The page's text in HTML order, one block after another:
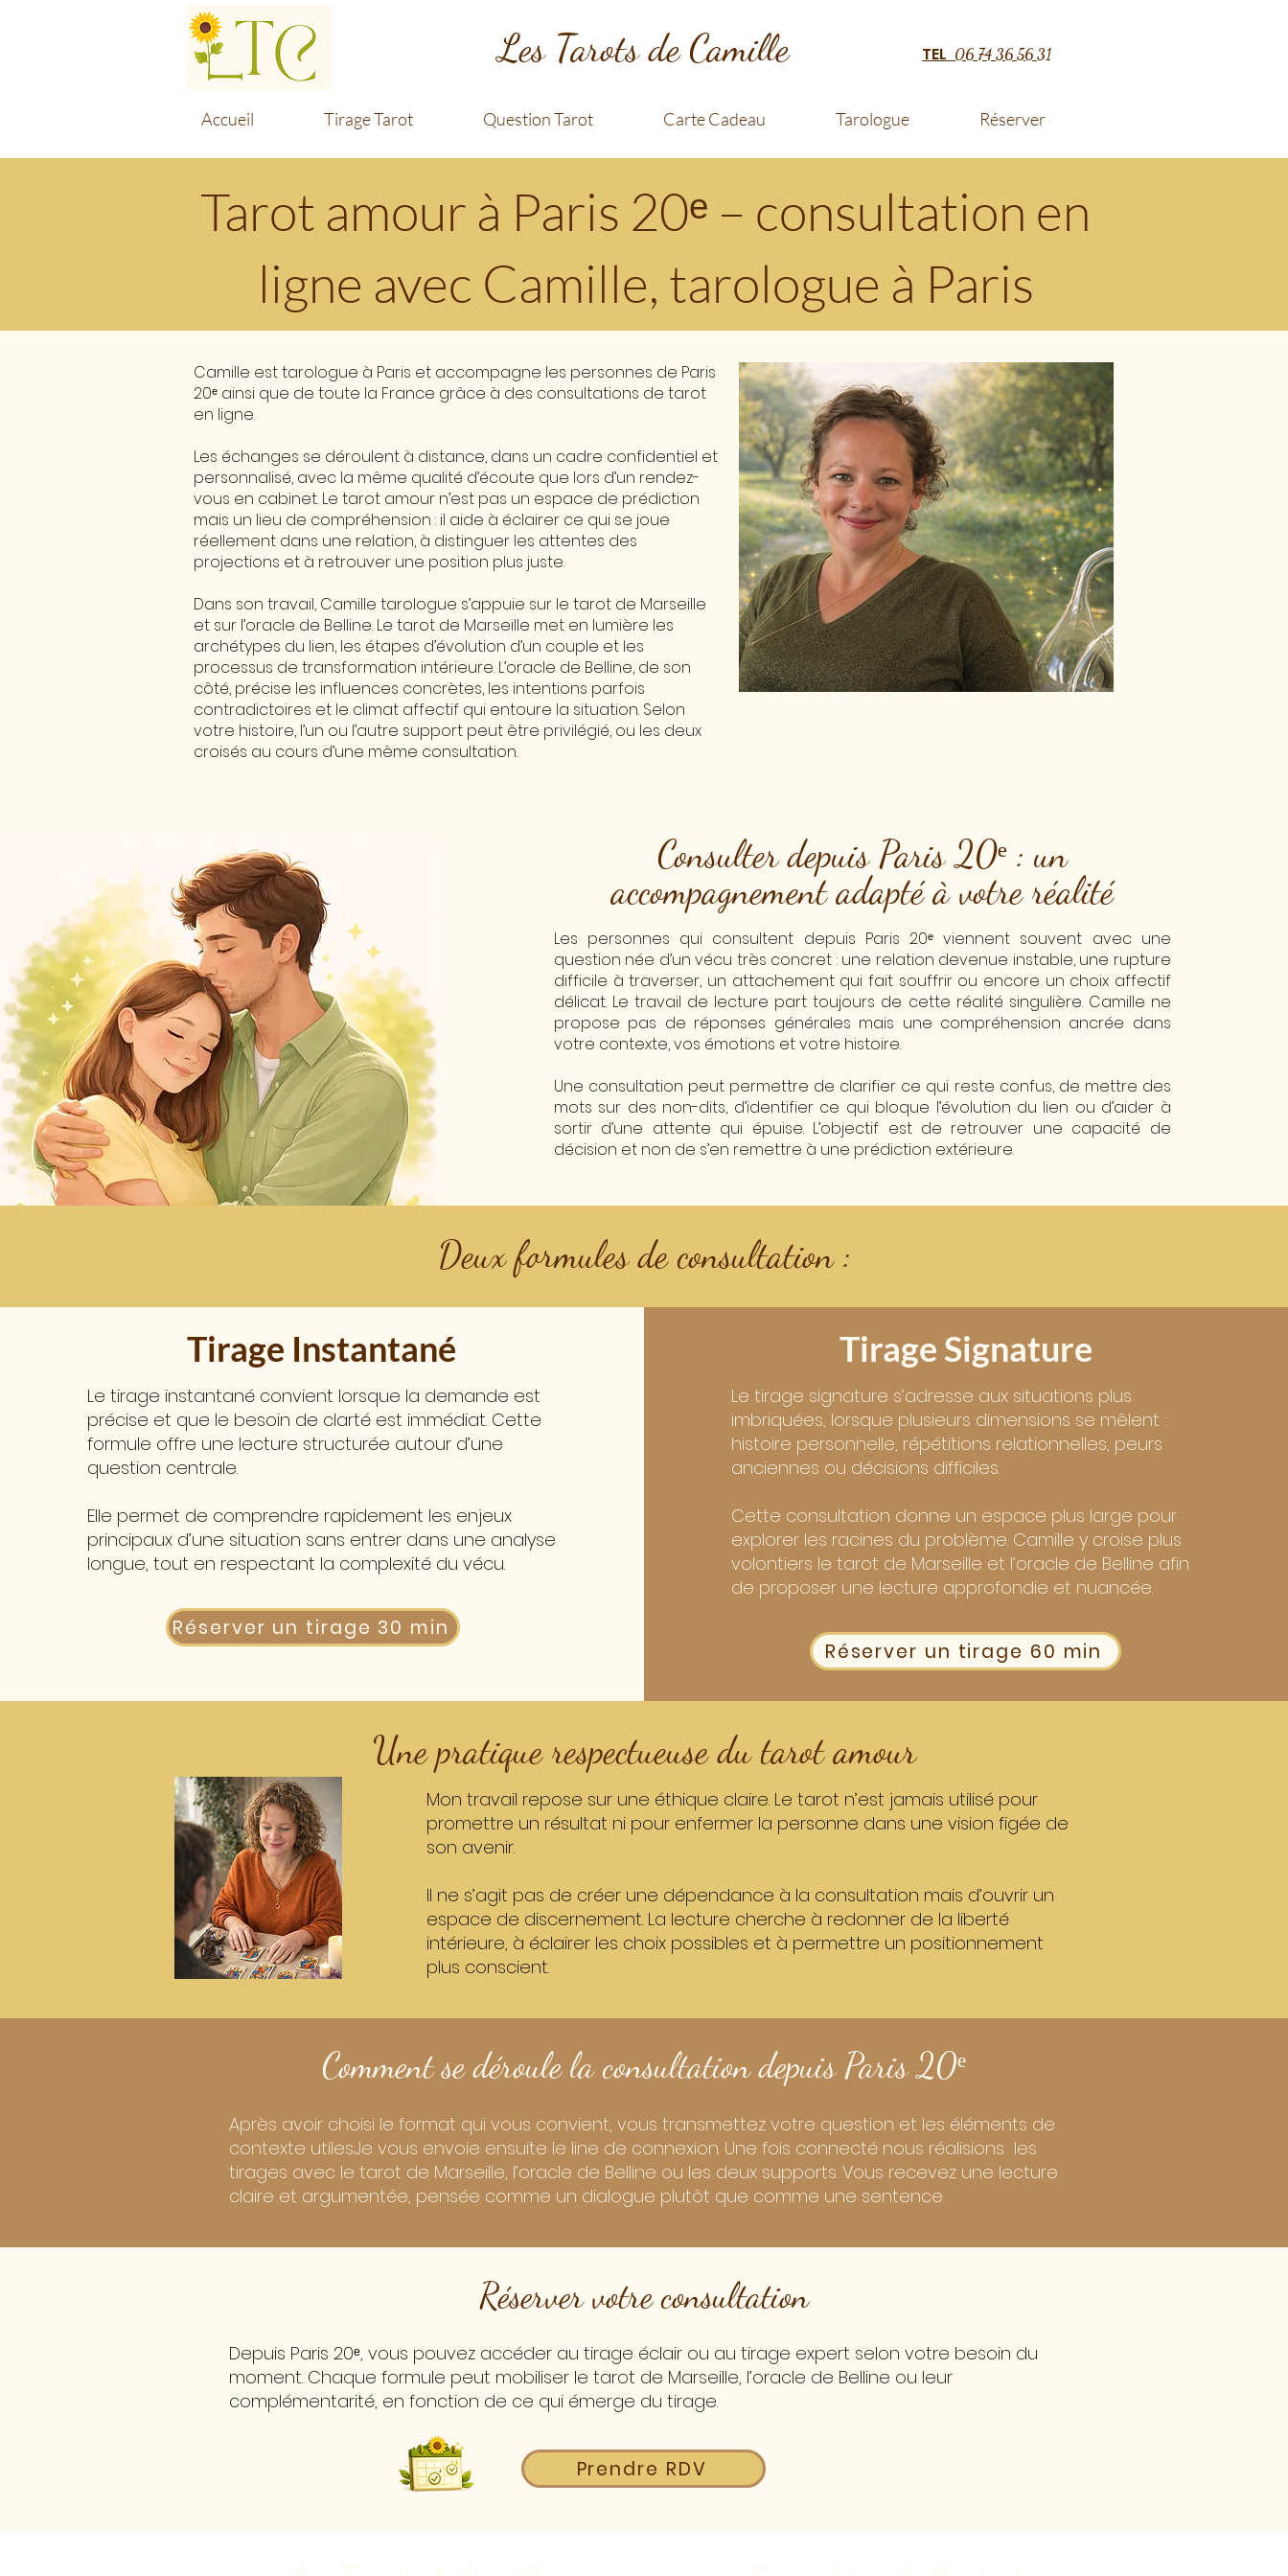
Les Tarots de Camille TEL 06 74 36 56 31
Accueil Tirage Tarot Question Tarot Carte Cadeau Tarologue Réserver
Tarot amour à Paris 20ᵉ – consultation en
ligne avec Camille, tarologue à Paris
Camille est tarologue à Paris et accompagne les personnes de Paris
20ᵉ ainsi que de toute la France grâce à des consultations de tarot
en ligne.
Les échanges se déroulent à distance, dans un cadre confidentiel et
personnalisé, avec la même qualité d’écoute que lors d’un rendez-
vous en cabinet. Le tarot amour n’est pas un espace de prédiction
mais un lieu de compréhension : il aide à éclairer ce qui se joue
réellement dans une relation, à distinguer les attentes des
projections et à retrouver une position plus juste.
​Dans son travail, Camille tarologue s’appuie sur le tarot de Marseille
et sur l’oracle de Belline. Le tarot de Marseille met en lumière les
archétypes du lien, les étapes d’évolution d’un couple et les
processus de transformation intérieure. L’oracle de Belline, de son
côté, précise les influences concrètes, les intentions parfois
contradictoires et le climat affectif qui entoure la situation. Selon
votre histoire, l’un ou l’autre support peut être privilégié, ou les deux
croisés au cours d’une même consultation.
Consulter depuis Paris 20ᵉ : un
accompagnement adapté à votre réalité
Les personnes qui consultent depuis Paris 20ᵉ viennent souvent avec une
question née d’un vécu très concret : une relation devenue instable, une rupture
difficile à traverser, un attachement qui fait souffrir ou encore un choix affectif
délicat. Le travail de lecture part toujours de cette réalité singulière. Camille ne
propose pas de réponses générales mais une compréhension ancrée dans
votre contexte, vos émotions et votre histoire.
​Une consultation peut permettre de clarifier ce qui reste confus, de mettre des
mots sur des non-dits, d’identifier ce qui bloque l’évolution du lien ou d’aider à
sortir d’une attente qui épuise. L’objectif est de retrouver une capacité de
décision et non de s’en remettre à une prédiction extérieure.
Deux formules de consultation :
Tirage Instantané
Le tirage instantané convient lorsque la demande est
précise et que le besoin de clarté est immédiat. Cette
formule offre une lecture structurée autour d’une
question centrale.
Elle permet de comprendre rapidement les enjeux
principaux d’une situation sans entrer dans une analyse
longue, tout en respectant la complexité du vécu.
Réserver un tirage 30 min
Tirage Signature
Le tirage signature s’adresse aux situations plus
imbriquées, lorsque plusieurs dimensions se mêlent :
histoire personnelle, répétitions relationnelles, peurs
anciennes ou décisions difficiles.
Cette consultation donne un espace plus large pour
explorer les racines du problème. Camille y croise plus
volontiers le tarot de Marseille et l’oracle de Belline afin
de proposer une lecture approfondie et nuancée.
Réserver un tirage 60 min
Une pratique respectueuse du tarot amour
Mon travail repose sur une éthique claire. Le tarot n’est jamais utilisé pour
promettre un résultat ni pour enfermer la personne dans une vision figée de
son avenir.
Il ne s’agit pas de créer une dépendance à la consultation mais d’ouvrir un
espace de discernement. La lecture cherche à redonner de la liberté
intérieure, à éclairer les choix possibles et à permettre un positionnement
plus conscient.
Comment se déroule la consultation depuis Paris 20ᵉ
Après avoir choisi le format qui vous convient, vous transmettez votre question et les éléments de
contexte utiles.Je vous envoie ensuite le line de connexion. Une fois connecté nous réalisions les
tirages avec le tarot de Marseille, l’oracle de Belline ou les deux supports. Vous recevez une lecture
claire et argumentée, pensée comme un dialogue plutôt que comme une sentence.
Réserver votre consultation
Depuis Paris 20ᵉ, vous pouvez accéder au tirage éclair ou au tirage expert selon votre besoin du
moment. Chaque formule peut mobiliser le tarot de Marseille, l’oracle de Belline ou leur
complémentarité, en fonction de ce qui émerge du tirage.
Prendre RDV